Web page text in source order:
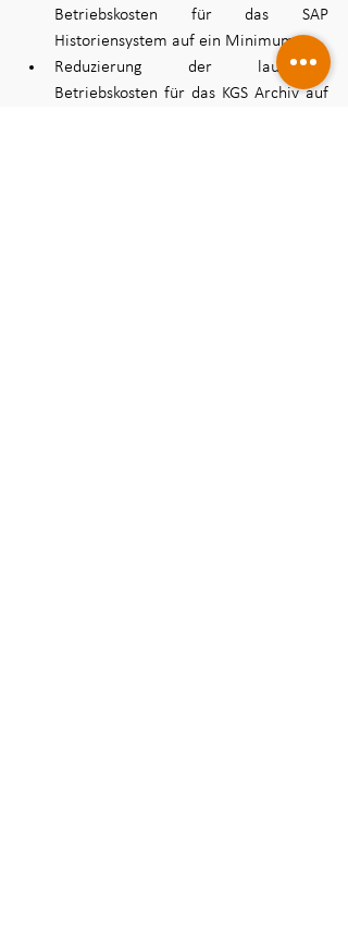
Betriebskosten für das SAP
Historiensystem auf ein Minimum
Reduzierung der laufenden
Betriebskosten für das KGS Archiv auf